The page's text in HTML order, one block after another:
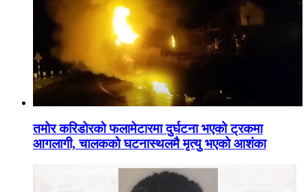
तमोर करिडोरको फलामेटारमा दुर्घटना भएको ट्रकमा
आगलागी, चालकको घटनास्थलमै मृत्यु भएको आशंका